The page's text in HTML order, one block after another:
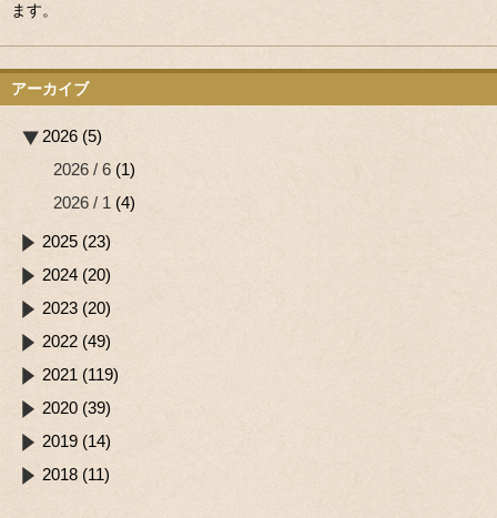
ます。
アーカイブ
2026 (5)
2026 / 6 (1)
2026 / 1 (4)
2025 (23)
2024 (20)
2023 (20)
2022 (49)
2021 (119)
2020 (39)
2019 (14)
2018 (11)